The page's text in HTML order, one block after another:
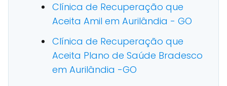
Clínica de Recuperação que
Aceita Amil em Aurilândia - GO
Clínica de Recuperação que
Aceita Plano de Saúde Bradesco
em Aurilândia -GO